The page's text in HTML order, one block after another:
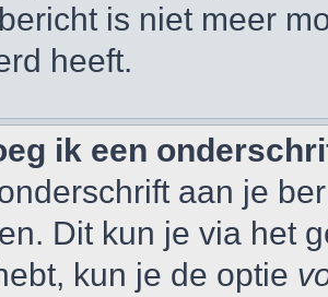
is niet meer
heeft.
ik een
aan je
Dit kun je via het
kun je de optie